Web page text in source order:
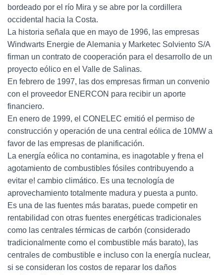
bordeado por el río Mira y se abre por la cordillera
occidental hacia la Costa.
La historia señala que en mayo de 1996, las empresas
Windwarts Energie de Alemania y Marketec Solviento S/A
firman un contrato de cooperación para el desarrollo de un
proyecto eólico en el Valle de Salinas.
En febrero de 1997, las dos empresas firman un convenio
con el proveedor ENERCON para recibir un aporte
financiero.
En enero de 1999, el CONELEC emitió el permiso de
construcción y operación de una central eólica de 10MW a
favor de las empresas de planificación.
La energía eólica no contamina, es inagotable y frena el
agotamiento de combustibles fósiles contribuyendo a
evitar e! cambio climático. Es una tecnología de
aprovechamiento totalmente madura y puesta a punto.
Es una de las fuentes más baratas, puede competir en
rentabilidad con otras fuentes energéticas tradicionales
como las centrales térmicas de carbón (considerado
tradicionalmente como el combustible más barato), las
centrales de combustible e incluso con la energía nuclear,
si se consideran los costos de reparar los daños